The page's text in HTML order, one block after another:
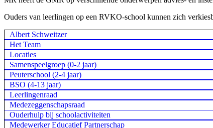
Ouders van leerlingen op een RVKO-school kunnen zich
Albert Schweitzer
Het Team
Locaties
Samenspeelgroep (0-2 jaar)
Peuterschool (2-4 jaar)
BSO (4-13 jaar)
Leerlingenraad
Medezeggenschapsraad
Ouderhulp bij schoolactiviteiten
Medewerker Educatief Partnerschap